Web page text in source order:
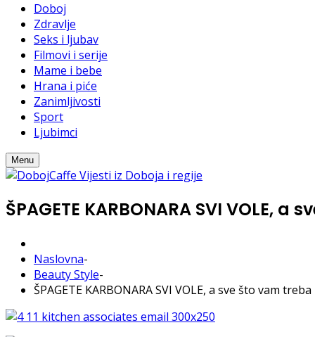
Doboj
Zdravlje
Seks i ljubav
Filmovi i serije
Mame i bebe
Hrana i piće
Zanimljivosti
Sport
Ljubimci
Menu
ŠPAGETE KARBONARA SVI
Naslovna-
Beauty Style-
ŠPAGETE KARBONARA SVI VOLE, a sve što vam